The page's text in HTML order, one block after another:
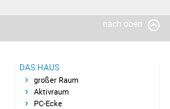
nach oben
DAS HAUS
großer Raum
Aktivraum
PC-Ecke